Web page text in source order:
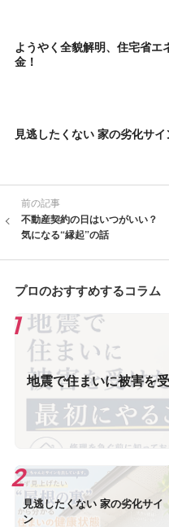
ようやく全貌解明、住宅省エ
金！
見逃したくない 家の劣化サイ
前の記事
不動産契約の日はいつがいい？
気になる“縁起”の話
プロのおすすめするコラム
地震で住まいに被害を
見逃したくない 家の劣化サイ
ン